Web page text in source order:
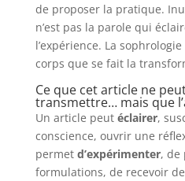
de proposer la pratique.
n’est pas la parole qui
l’expérience. La
corps que se fait la
Ce que cet article ne
transmettre… mais que
Un article peut éclairer,
conscience, ouvrir une
permet d’expérimenter, de
formulations, de recevoir